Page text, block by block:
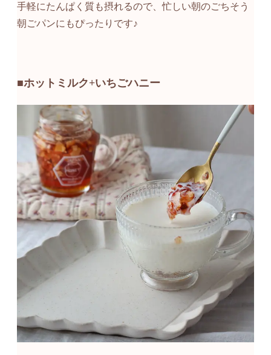
手軽にたんぱく質も摂れるので、忙しい朝のごちそう
朝ごパンにもぴったりです♪
■ホットミルク+いちごハニー